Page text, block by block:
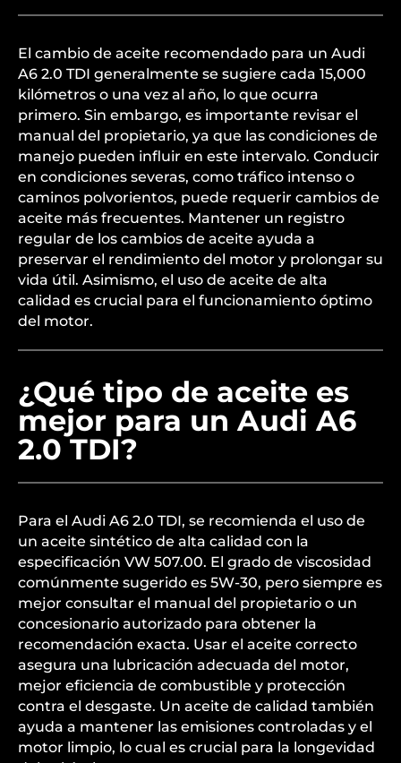
El cambio de aceite recomendado para un Audi
A6 2.0 TDI generalmente se sugiere cada 15,000
kilómetros o una vez al año, lo que ocurra
primero. Sin embargo, es importante revisar el
manual del propietario, ya que las condiciones de
manejo pueden influir en este intervalo. Conducir
en condiciones severas, como tráfico intenso o
caminos polvorientos, puede requerir cambios de
aceite más frecuentes. Mantener un registro
regular de los cambios de aceite ayuda a
preservar el rendimiento del motor y prolongar su
vida útil. Asimismo, el uso de aceite de alta
calidad es crucial para el funcionamiento óptimo
del motor.
¿Qué tipo de aceite es
mejor para un Audi A6
2.0 TDI?
Para el Audi A6 2.0 TDI, se recomienda el uso de
un aceite sintético de alta calidad con la
especificación VW 507.00. El grado de viscosidad
comúnmente sugerido es 5W-30, pero siempre es
mejor consultar el manual del propietario o un
concesionario autorizado para obtener la
recomendación exacta. Usar el aceite correcto
asegura una lubricación adecuada del motor,
mejor eficiencia de combustible y protección
contra el desgaste. Un aceite de calidad también
ayuda a mantener las emisiones controladas y el
motor limpio, lo cual es crucial para la longevidad